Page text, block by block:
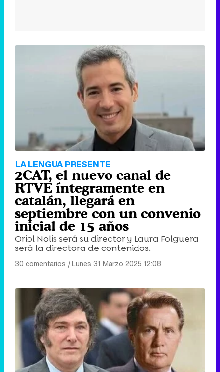
LA LENGUA PRESENTE
2CAT, el nuevo canal de
RTVE íntegramente en
catalán, llegará en
septiembre con un convenio
inicial de 15 años
Oriol Nolis será su director y Laura Folguera
será la directora de contenidos.
30 comentarios |Lunes 31 Marzo 2025 12:08